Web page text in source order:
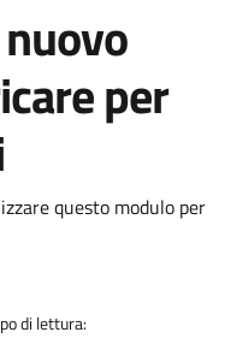
per
questo modulo per
di lettura: